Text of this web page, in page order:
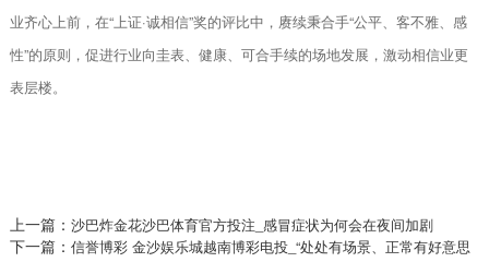
业齐心上前，在“上证·诚相信”奖的评比中，赓续秉合手“公平、客不雅、感
性”的原则，促进行业向圭表、健康、可合手续的场地发展，激动相信业更
表层楼。
上一篇： 沙巴炸金花沙巴体育官方投注_感冒症状为何会在夜间加剧
下一篇： 信誉博彩 金沙娱乐城越南博彩电投_“处处有场景、正常有好意思